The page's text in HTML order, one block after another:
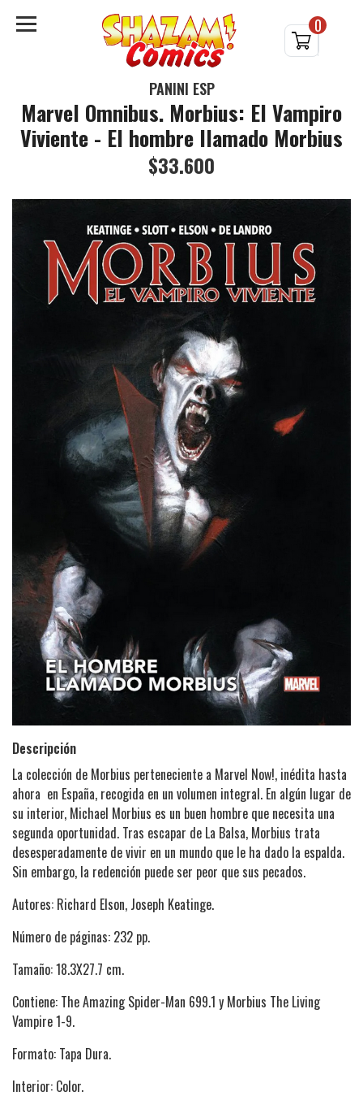
0
PANINI ESP
Marvel Omnibus. Morbius: El Vampiro
Viviente - El hombre llamado Morbius
$33.600
Descripción
La colección de Morbius perteneciente a Marvel Now!, inédita hasta
ahora en España, recogida en un volumen integral. En algún lugar de
su interior, Michael Morbius es un buen hombre que necesita una
segunda oportunidad. Tras escapar de La Balsa, Morbius trata
desesperadamente de vivir en un mundo que le ha dado la espalda.
Sin embargo, la redención puede ser peor que sus pecados.
Autores: Richard Elson, Joseph Keatinge.
Número de páginas: 232 pp.
Tamaño: 18.3X27.7 cm.
Contiene: The Amazing Spider-Man 699.1 y Morbius The Living
Vampire 1-9.
Formato: Tapa Dura.
Interior: Color.